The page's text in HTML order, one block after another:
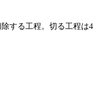
する工程。切る工程は4